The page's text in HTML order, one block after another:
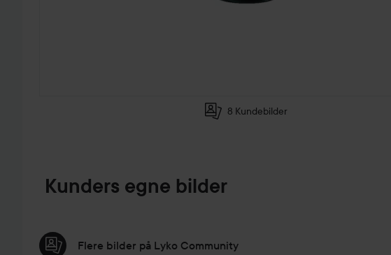
8 Kundebilder
Kunders egne bilder
Flere bilder på Lyko Community